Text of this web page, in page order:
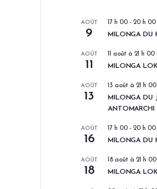
AOÛT
9
17 h 00 - 20 h 00
MILONGA DU
AOÛT
11
11 août à 21 h 00
MILONGA
AOÛT
13
13 août à 21 h 00
MILONGA DU
ANTOMARCHI
AOÛT
16
17 h 00 - 20 h 00
MILONGA DU
AOÛT
18
18 août à 21 h 00
MILONGA